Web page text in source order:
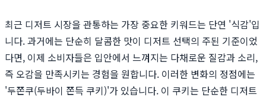
최근 디저트 시장을 관통하는 가장 중요한 키워드는 단연 '식감'입
니다. 과거에는 단순히 달콤한 맛이 디저트 선택의 주된 기준이었
다면, 이제 소비자들은 입안에서 느껴지는 다채로운 질감과 소리,
즉 오감을 만족시키는 경험을 원합니다. 이러한 변화의 정점에는
'두쫀쿠(두바이 쫀득 쿠키)'가 있습니다. 이 쿠키는 단순한 디저트